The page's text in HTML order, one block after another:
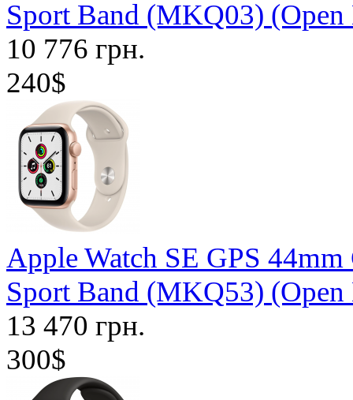
Sport Band (MKQ03)
10 776 грн.
240$
Apple Watch SE GPS
Sport Band (MKQ53)
13 470 грн.
300$